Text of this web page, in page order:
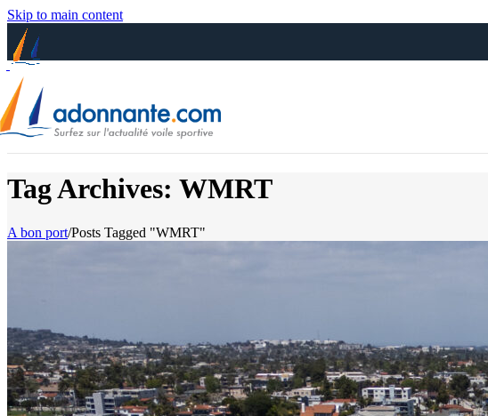
Skip to main content
Tag Archives: WMRT
A bon port/Posts Tagged "WMRT"